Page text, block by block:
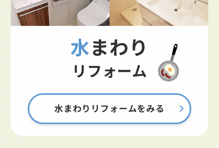
水まわり
リフォーム
水まわりリフォームをみる